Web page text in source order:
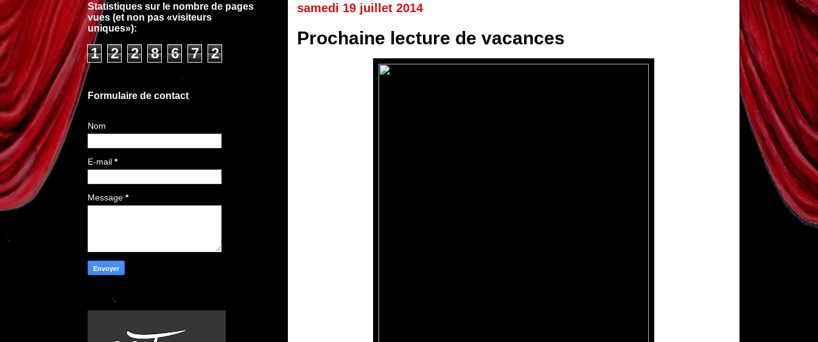
samedi 19 juillet 2014
Prochaine lecture de vacances
Statistiques sur le nombre de pages
vues (et non pas «visiteurs
uniques»):
1 2 2 8 6 7 2
Formulaire de contact
Nom
E-mail *
Message *